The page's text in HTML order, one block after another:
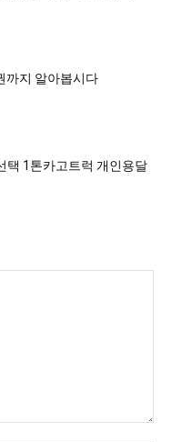
까지 알아봅시다
택 1톤카고트럭 개인용달